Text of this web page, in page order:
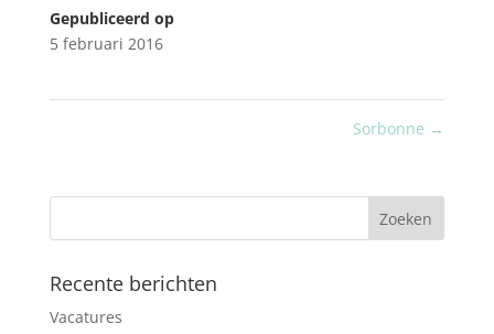
Gepubliceerd op
5 februari 2016
Sorbonne →
Recente berichten
Vacatures